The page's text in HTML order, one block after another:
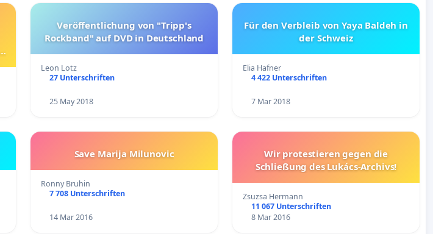
Veröffentlichung von "Tripp's
Rockband" auf DVD in Deutschland
Leon Lotz
27 Unterschriften
25 May 2018
Für den Verbleib von Yaya Baldeh in
der Schweiz
Elia Hafner
4 422 Unterschriften
7 Mar 2018
Save Marija Milunovic
Ronny Bruhin
7 708 Unterschriften
14 Mar 2016
Wir protestieren gegen die
Schließung des Lukács-Archivs!
Zsuzsa Hermann
11 067 Unterschriften
8 Mar 2016